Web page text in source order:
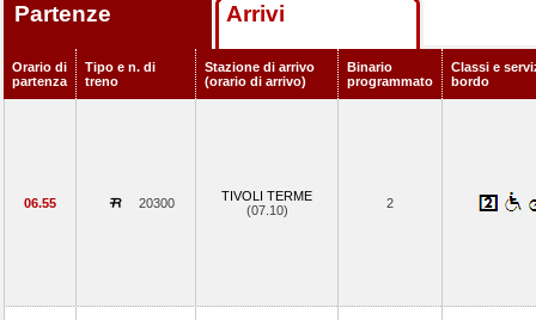
Partenze Arrivi
Orario di
partenza
Tipo e n. di
treno
Stazione di arrivo
(orario di arrivo)
Binario
programmato
Classi e
bordo
06.55 20300
TIVOLI TERME
(07.10)
2